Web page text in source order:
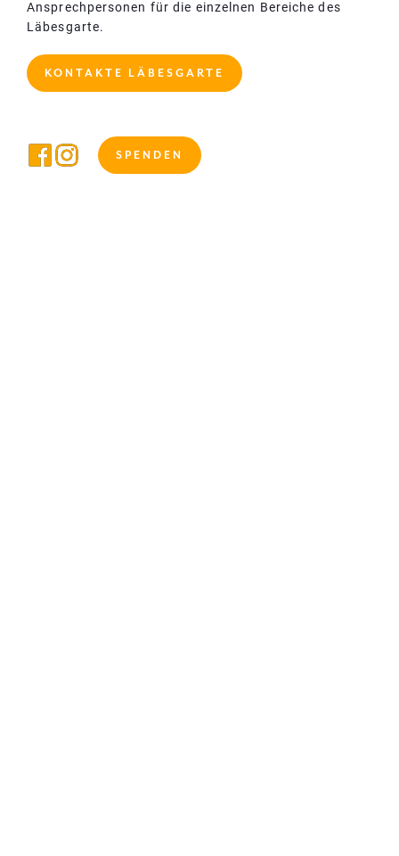
Ansprechpersonen für die einzelnen Bereiche des
Läbesgarte.
KONTAKTE LÄBESGARTE
SPENDEN